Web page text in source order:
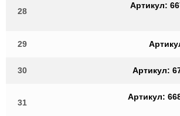
28
Артикул:
29
30 Артикул:
31
Артикул: